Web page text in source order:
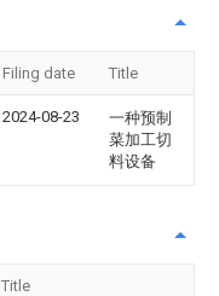
Filing date Title
2024-08-23
一种预制
菜加工切
料设备
Title